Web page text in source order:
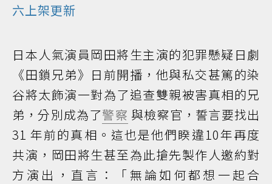
六上架更新
日本人氣演員岡田將生主演的犯罪懸疑日劇
《田鎖兄弟》日前開播，他與私交甚篤的染
谷將太飾演一對為了追查雙親被害真相的兄
弟，分別成為了警察 與檢察官，誓言要找出
31 年前的真相。這也是他們睽違10年再度
共演，岡田將生甚至為此搶先製作人邀約對
方演出，直言：「無論如何都想一起合